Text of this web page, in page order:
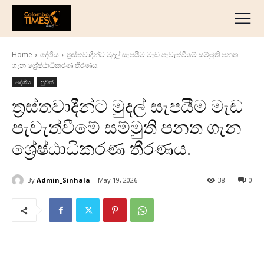
දේශීය
ජාත්‍යන්තර
ව්‍යාපාරික
අධ්‍යාපනික
හෝටල් සහ සංචාරක
ක්‍රීඩා
English
Home දේශීය
ත්‍රස්තවාදීන්ට මුදල් සැපයීම මැඩ පැවැත්වීමේ සම්මුති පනත
ගැන ශ්‍රේෂ්ඨාධිකරණ තීරණය.
දේශීය පුවත්
ත්‍රස්තවාදීන්ට මුදල් සැපයීම මැඩ
පැවැත්වීමේ සම්මුති පනත ගැන
ශ්‍රේෂ්ඨාධිකරණ තීරණය.
By Admin_Sinhala May 19, 2026 0
38